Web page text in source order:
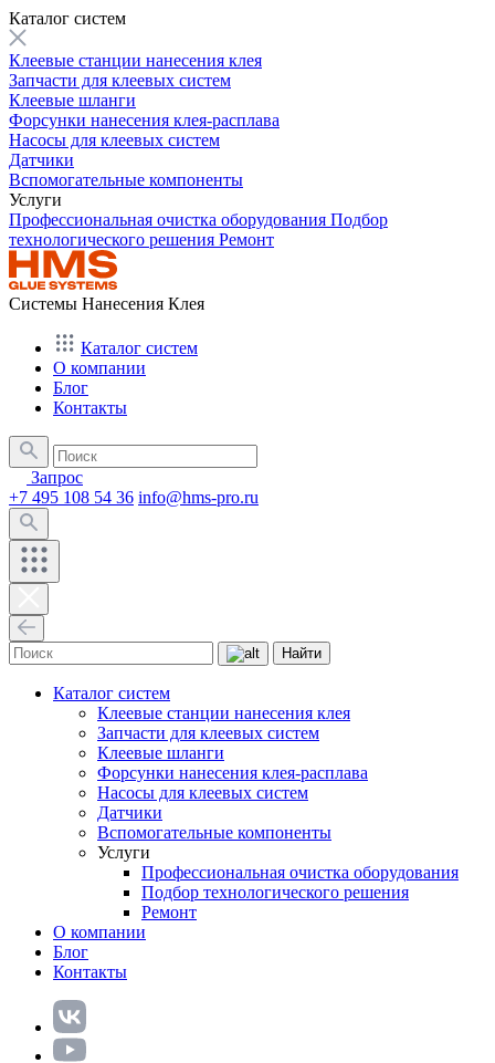
Каталог систем
Клеевые станции нанесения клея
Запчасти для клеевых систем
Клеевые шланги
Форсунки нанесения клея-расплава
Насосы для клеевых систем
Датчики
Вспомогательные компоненты
Услуги
Профессиональная очистка оборудования Подбор
технологического решения Ремонт
Системы Нанесения Клея
Каталог систем
О компании
Блог
Контакты
Запрос
+7 495 108 54 36 info@hms-pro.ru
Найти
Каталог систем
Клеевые станции нанесения клея
Запчасти для клеевых систем
Клеевые шланги
Форсунки нанесения клея-расплава
Насосы для клеевых систем
Датчики
Вспомогательные компоненты
Услуги
Профессиональная очистка оборудования
Подбор технологического решения
Ремонт
О компании
Блог
Контакты